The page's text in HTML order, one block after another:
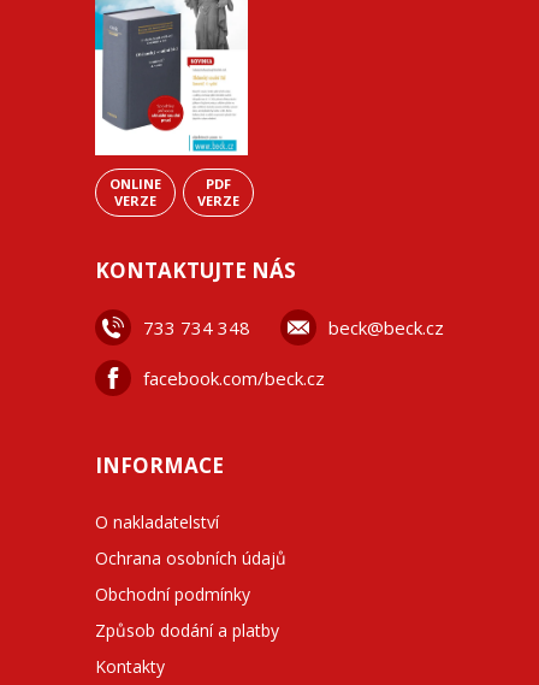
ONLINE
VERZE
PDF
VERZE
KONTAKTUJTE NÁS
733 734 348 beck@beck.cz
facebook.com/beck.cz
INFORMACE
O nakladatelství
Ochrana osobních údajů
Obchodní podmínky
Způsob dodání a platby
Kontakty